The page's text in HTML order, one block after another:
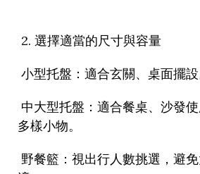
2. 選擇適當的尺寸與容量
小型托盤：適合玄關、桌面擺設
中大型托盤：適合餐桌、沙發
多樣小物。
野餐籃：視出行人數挑選，避